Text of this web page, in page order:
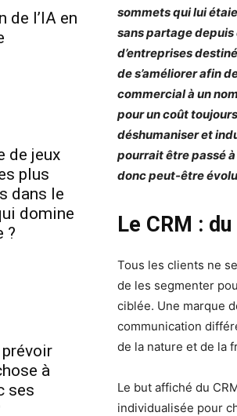
de l’IA en
de jeux
plus
dans le
domine
?
à
ses
sommets qui lui
sans partage depuis
d’entreprises
de s’améliorer afin
commercial à un
pour un coût
déshumaniser et
pourrait être passé
donc peut-être
Le CRM :
Tous les clients ne
de les segmenter
ciblée. Une marque
communication
de la nature et de la
Le but affiché du
individualisée pour